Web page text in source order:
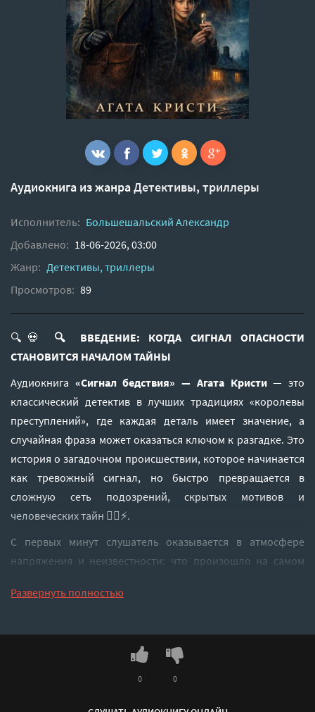
Аудиокнига из жанраДетективы, триллеры
Исполнитель: Большешальский Александр
Добавлено: 18-06-2026, 03:00
Жанр: Детективы, триллеры
Просмотров: 89
🔍💀 🔍 ВВЕДЕНИЕ: КОГДА СИГНАЛ ОПАСНОСТИ
СТАНОВИТСЯ НАЧАЛОМ ТАЙНЫ
Аудиокнига «Сигнал бедствия» — Агата Кристи— это
классический детектив в лучших традициях «королевы
преступлений», где каждая деталь имеет значение, а
случайная фраза может оказаться ключом к разгадке. Это
история о загадочном происшествии, которое начинается
как тревожный сигнал, но быстро превращается в
сложную сеть подозрений, скрытых мотивов и
человеческих тайн 🕵️‍♀️⚡.
С первых минут слушатель оказывается в атмосфере
напряжения и неизвестности: что произошло на самом
следы? И самое главное — почему обычный сигнал
невозможно остановить.
🚨 СЮЖЕТ: ТАЙНА, ЗАКОДИРОВАННАЯ В ТРЕВОГЕ
происшествия, которое воспринимается как сигнал о
Развернуть полностью
0 0